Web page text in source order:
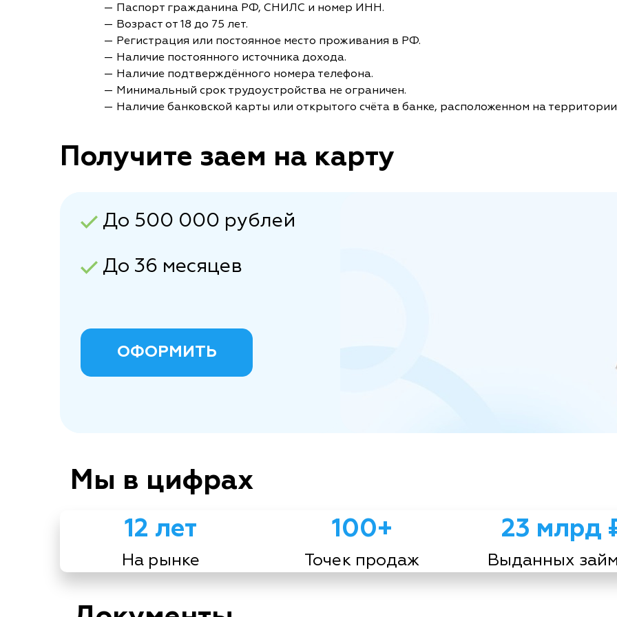
— Паспорт гражданина РФ, СНИЛС и номер ИНН.
— Возраст от 18 до 75 лет.
— Регистрация или постоянное место проживания в РФ.
— Наличие постоянного источника дохода.
— Наличие подтверждённого номера телефона.
— Минимальный срок трудоустройства не ограничен.
— Наличие банковской карты или открытого счёта в банке, расположенном на
Получите заем на карту
До 500 000 рублей
До 36 месяцев
ОФОРМИТЬ
Мы в цифрах
12 лет
На рынке
100+
Точек продаж
23 млрд
Выданных